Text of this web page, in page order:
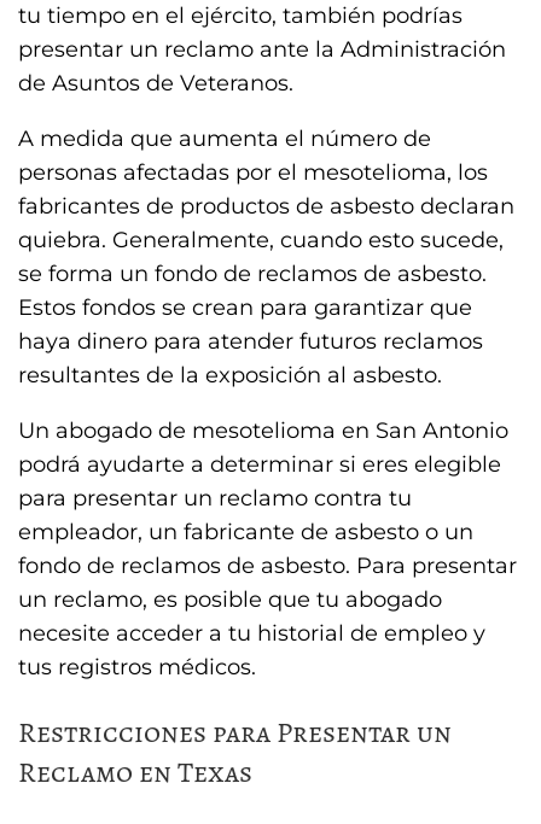
tu tiempo en el ejército, también podrías
presentar un reclamo ante la Administración
de Asuntos de Veteranos.
A medida que aumenta el número de
personas afectadas por el mesotelioma, los
fabricantes de productos de asbesto declaran
quiebra. Generalmente, cuando esto sucede,
se forma un fondo de reclamos de asbesto.
Estos fondos se crean para garantizar que
haya dinero para atender futuros reclamos
resultantes de la exposición al asbesto.
Un abogado de mesotelioma en San Antonio
podrá ayudarte a determinar si eres elegible
para presentar un reclamo contra tu
empleador, un fabricante de asbesto o un
fondo de reclamos de asbesto. Para presentar
un reclamo, es posible que tu abogado
necesite acceder a tu historial de empleo y
tus registros médicos.
Restricciones para Presentar un
Reclamo en Texas